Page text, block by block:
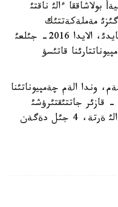
بولاشاققا ءالئ ناقتئ
مةملةكةتتئك
قئزمةتكة تذرعئسئ كةلةتئنئن جاسئرمايدئ، الايدا 2016- جئلعئ
چةمپيوناتتارئنا قاتئسؤ
وندا الةم چةمپيوناتئنا
جاتتئقتئرؤشئ
بولعئم كةلمةيدئ. ريو تؤرالئ ايتؤ دا ءالئ ةرتة، 4 جئل دةگةن